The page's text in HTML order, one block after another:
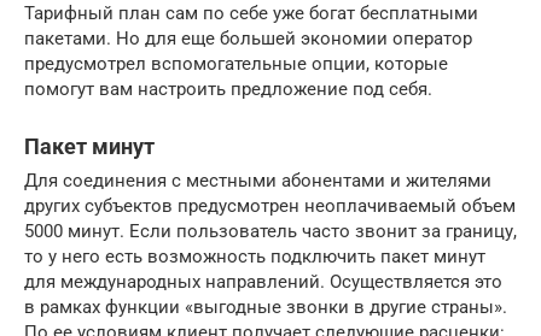
Тарифный план сам по себе уже богат бесплатными
пакетами. Но для еще большей экономии оператор
предусмотрел вспомогательные опции, которые
помогут вам настроить предложение под себя.
Пакет минут
Для соединения с местными абонентами и жителями
других субъектов предусмотрен неоплачиваемый объем
5000 минут. Если пользователь часто звонит за границу,
то у него есть возможность подключить пакет минут
для международных направлений. Осуществляется это
в рамках функции «выгодные звонки в другие страны».